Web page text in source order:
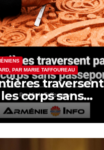
PAR MARIE TAFFOUREAU
traversent
corps sans